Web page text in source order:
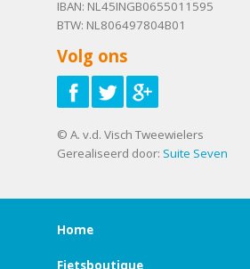
IBAN: NL45INGB0655011595
BTW: NL806497804B01
Volg ons
© A. v.d. Visch Tweewielers
Gerealiseerd door: Suite Seven
Home
Fietsboutique